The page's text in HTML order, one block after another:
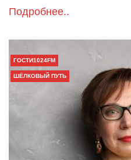
Подробнее..
ГОСТИ1024FM
ШЁЛКОВЫЙ ПУТЬ